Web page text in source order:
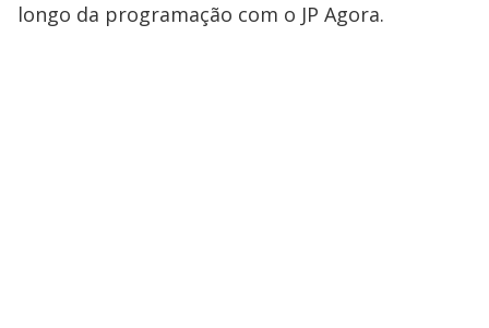
longo da programação com o JP Agora.